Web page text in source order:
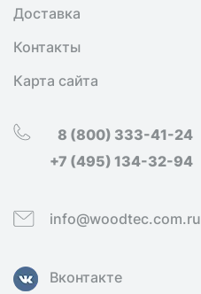
Доставка
Контакты
Карта сайта
8 (800) 333-41-24
+7 (495) 134-32-94
info@woodtec.com.ru
Вконтакте